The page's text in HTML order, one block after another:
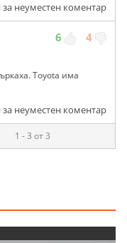
неуместен коментар
6 4
Toyota има
неуместен коментар
1 - 3 от 3